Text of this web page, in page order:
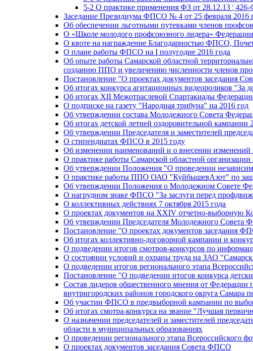
5-2 О практике применения ФЗ от 28.12.13 ¦
Заседание Президиума ФПСО № 4 от 25 февраля 2016
Об обеспечении льготными путевками членов
О «Школе молодого профсоюзного лидера»
О квоте на награждение Благодарностью ФПСО,
О плане работы ФПСО на I полугодие 2016 года
Об опыте работы Самарской областной
созданию ППО и увеличению численности членов
Постановление "О проектах документов заседания
Об итогах конкурса агитационных видеороликов "За
Об итогах XII Межотраслевой Спартакиады
О подписке на газету "Народная трибуна" на 2016 год
Об утверждении состава Молодежного Совета
Об итогах детской летней оздоровительной кампании
Об утверждении Председателя и заместителей
О стипендиатах ФПСО в 2015 году
Об изменении наименований и о внесении изменений
О практике работы Самарской областной
Об утверждении Положения "О проведении
О практике работы ППО ОАО "КуйбышевАзот" по
Об утверждении Положения о Молодежном Совете
О нагрудном знаке ФПСО "За заслуги перед
О коллективных действиях 7 октября 2015 года
О проектах документов на XXIV отчетно-выборную
Об утверждении Председателя Молодежного Совета
Постановление "О проектах документов заседания
Об итогах коллективно-договорной кампании и
О подведении итогов смотров-конкурсов по
О состоянии условий и охраны труда на ЗАО
О подведении итогов регионального этапа
Постановление "О подведении итогов конкурса
Состав лидеров общественного мнения от
внутригородских районов городского округа Самара
Об участии ФПСО в предвыборной кампании по
Об итогах смотра-конкурса на звание "Лучшая
О назначении председателей и заместителей
области в муниципальных образованиях
О проведении регионального этапа
О проектах документов заседания Совета ФПСО